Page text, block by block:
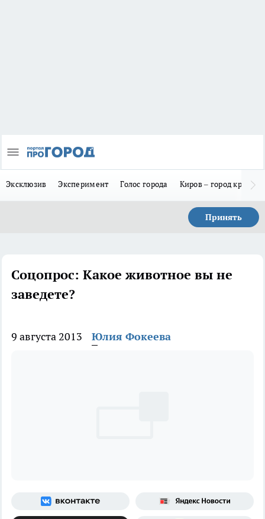
Эксклюзив Эксперимент Голос города Киров – город
Принять
Соцопрос: Какое животное вы не
заведете?
9 августа 2013 Юлия Фокеева